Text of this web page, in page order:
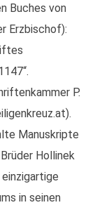
Buches von
Erzbischof):
P.
Manuskripte
Hollinek
in seinen